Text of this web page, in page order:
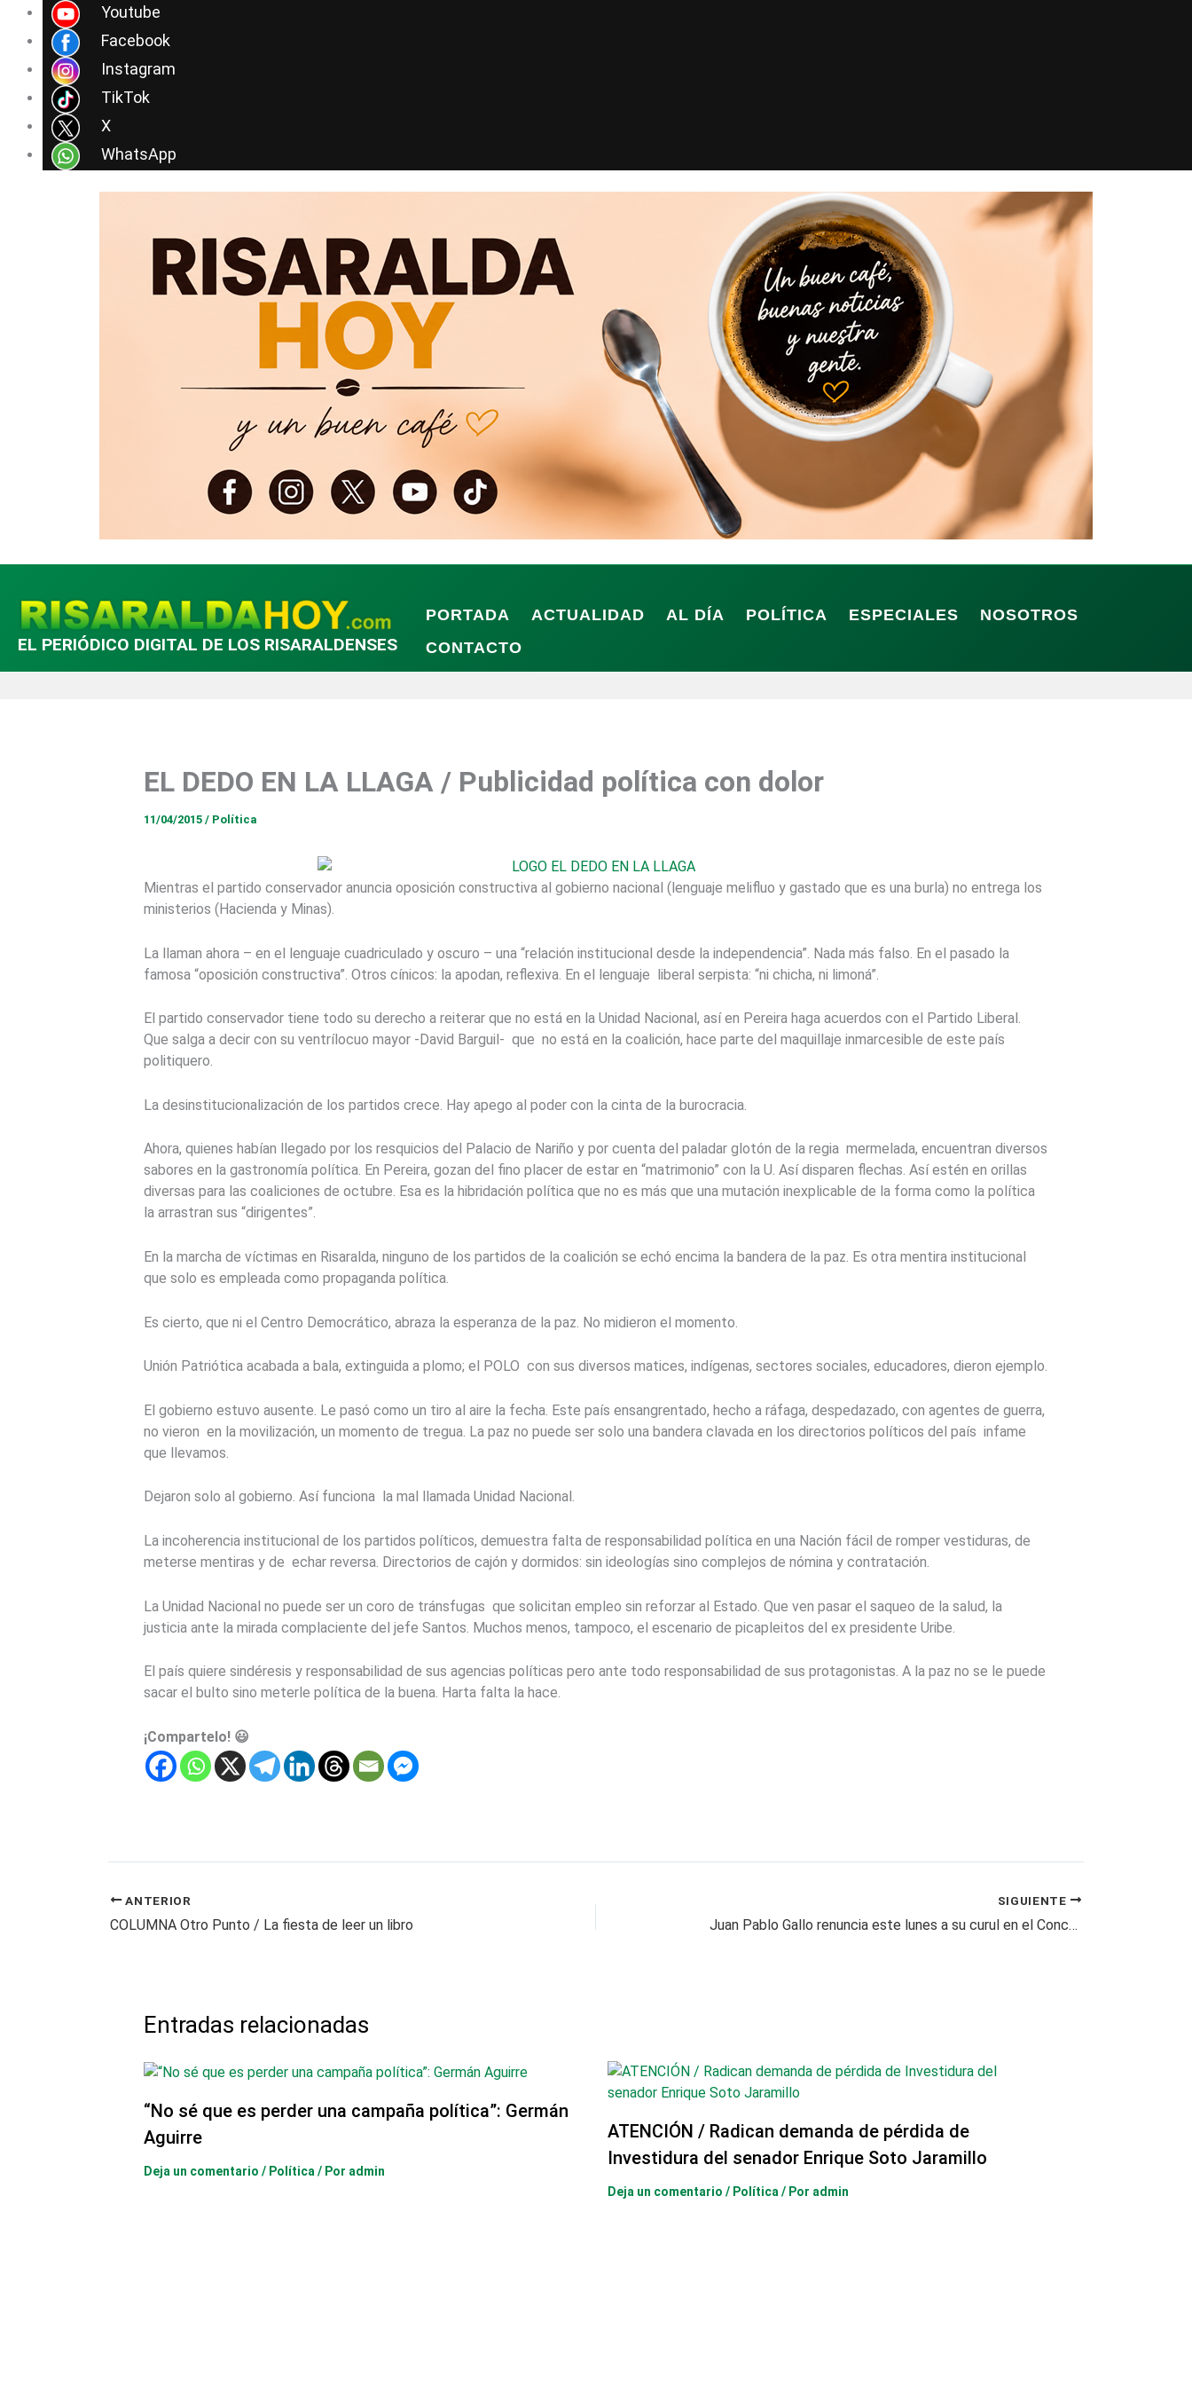
Youtube
Facebook
Instagram
TikTok
X
WhatsApp
contenido
EL PERIÓDICO DIGITAL DE LOS RISARALDENSES
PORTADA ACTUALIDAD AL DÍA POLÍTICA ESPECIALES
NOSOTROS
CONTACTO
EL DEDO EN LA LLAGA / Publicidad política con dolor
11/04/2015 / Política
Mientras el partido conservador anuncia oposición constructiva al gobierno nacional (lenguaje melifluo y gastado que es una burla) no entrega los
ministerios (Hacienda y Minas).
La llaman ahora – en el lenguaje cuadriculado y oscuro – una “relación institucional desde la independencia”. Nada más falso. En el pasado la
famosa “oposición constructiva”. Otros cínicos: la apodan, reflexiva. En el lenguaje liberal serpista: “ni chicha, ni limoná”.
El partido conservador tiene todo su derecho a reiterar que no está en la Unidad Nacional, así en Pereira haga acuerdos con el Partido Liberal.
Que salga a decir con su ventrílocuo mayor -David Barguil- que no está en la coalición, hace parte del maquillaje inmarcesible de este país
politiquero.
La desinstitucionalización de los partidos crece. Hay apego al poder con la cinta de la burocracia.
Ahora, quienes habían llegado por los resquicios del Palacio de Nariño y por cuenta del paladar glotón de la regia mermelada, encuentran diversos
sabores en la gastronomía política. En Pereira, gozan del fino placer de estar en “matrimonio” con la U. Así disparen flechas. Así estén en orillas
diversas para las coaliciones de octubre. Esa es la hibridación política que no es más que una mutación inexplicable de la forma como la política
la arrastran sus “dirigentes”.
En la marcha de víctimas en Risaralda, ninguno de los partidos de la coalición se echó encima la bandera de la paz. Es otra mentira institucional
que solo es empleada como propaganda política.
Es cierto, que ni el Centro Democrático, abraza la esperanza de la paz. No midieron el momento.
Unión Patriótica acabada a bala, extinguida a plomo; el POLO con sus diversos matices, indígenas, sectores sociales, educadores, dieron ejemplo.
El gobierno estuvo ausente. Le pasó como un tiro al aire la fecha. Este país ensangrentado, hecho a ráfaga, despedazado, con agentes de guerra,
no vieron en la movilización, un momento de tregua. La paz no puede ser solo una bandera clavada en los directorios políticos del país infame
que llevamos.
Dejaron solo al gobierno. Así funciona la mal llamada Unidad Nacional.
La incoherencia institucional de los partidos políticos, demuestra falta de responsabilidad política en una Nación fácil de romper vestiduras, de
meterse mentiras y de echar reversa. Directorios de cajón y dormidos: sin ideologías sino complejos de nómina y contratación.
La Unidad Nacional no puede ser un coro de tránsfugas que solicitan empleo sin reforzar al Estado. Que ven pasar el saqueo de la salud, la
justicia ante la mirada complaciente del jefe Santos. Muchos menos, tampoco, el escenario de picapleitos del ex presidente Uribe.
El país quiere sindéresis y responsabilidad de sus agencias políticas pero ante todo responsabilidad de sus protagonistas. A la paz no se le puede
sacar el bulto sino meterle política de la buena. Harta falta la hace.
¡Compartelo! 😃
ANTERIOR
COLUMNA Otro Punto / La fiesta de leer un libro
SIGUIENTE
Juan Pablo Gallo renuncia este lunes a su curul en el Concejo de Pereira
Entradas relacionadas
“No sé que es perder una campaña política”: Germán
Aguirre
Deja un comentario / Política / Por admin
ATENCIÓN / Radican demanda de pérdida de
Investidura del senador Enrique Soto Jaramillo
Deja un comentario / Política/ Por admin